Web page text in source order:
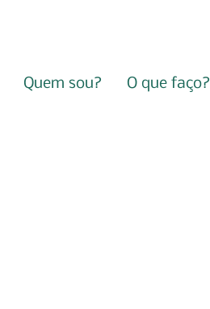
Quem sou? O que faço?